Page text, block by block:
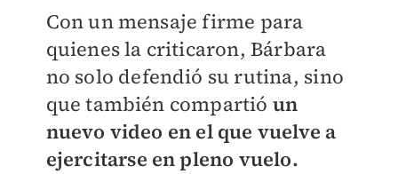
Con un mensaje firme para
quienes la criticaron, Bárbara
no solo defendió su rutina, sino
que también compartió un
nuevo video en el que vuelve a
ejercitarse en pleno vuelo.